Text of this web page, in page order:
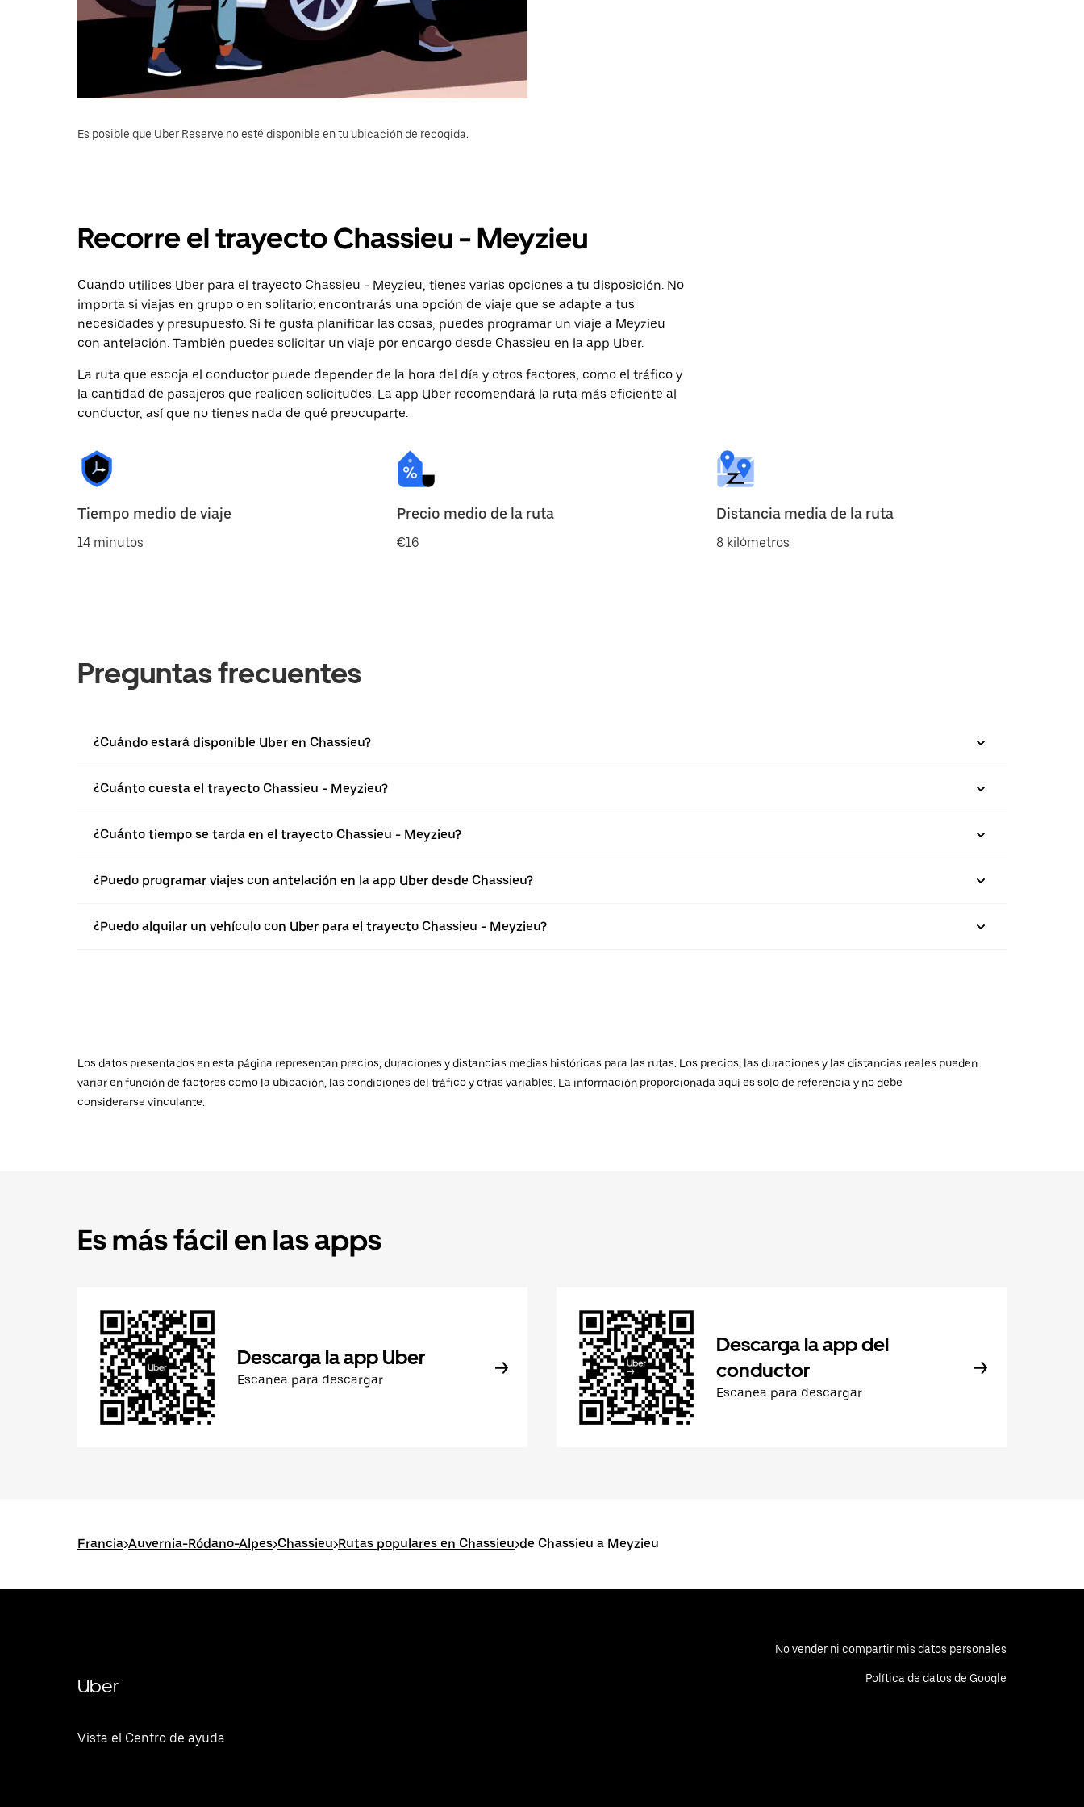
Es posible que Uber Reserve no esté disponible en tu ubicación de recogida.
Recorre el trayecto Chassieu - Meyzieu
Cuando utilices Uber para el trayecto Chassieu - Meyzieu, tienes varias opciones a tu disposición. No
importa si viajas en grupo o en solitario: encontrarás una opción de viaje que se adapte a tus
necesidades y presupuesto. Si te gusta planificar las cosas, puedes programar un viaje a Meyzieu
con antelación. También puedes solicitar un viaje por encargo desde Chassieu en la app Uber.
La ruta que escoja el conductor puede depender de la hora del día y otros factores, como el tráfico y
la cantidad de pasajeros que realicen solicitudes. La app Uber recomendará la ruta más eficiente al
conductor, así que no tienes nada de qué preocuparte.
Tiempo medio de viaje
14 minutos
Precio medio de la ruta
€16
Distancia media de la ruta
8 kilómetros
Preguntas frecuentes
¿Cuándo estará disponible Uber en Chassieu?
¿Cuánto cuesta el trayecto Chassieu - Meyzieu?
¿Cuánto tiempo se tarda en el trayecto Chassieu - Meyzieu?
¿Puedo programar viajes con antelación en la app Uber desde Chassieu?
¿Puedo alquilar un vehículo con Uber para el trayecto Chassieu - Meyzieu?
Los datos presentados en esta página representan precios, duraciones y distancias medias históricas para las rutas. Los precios, las duraciones y las distancias reales pueden
variar en función de factores como la ubicación, las condiciones del tráfico y otras variables. La información proporcionada aquí es solo de referencia y no debe
considerarse vinculante.
Es más fácil en las apps
Descarga la app Uber
Escanea para descargar
Descarga la app del
conductor
Escanea para descargar
Francia>Auvernia-Ródano-Alpes>Chassieu>Rutas populares en Chassieu>de Chassieu a Meyzieu
Uber
Vista el Centro de ayuda
No vender ni compartir mis datos personales
Política de datos de Google